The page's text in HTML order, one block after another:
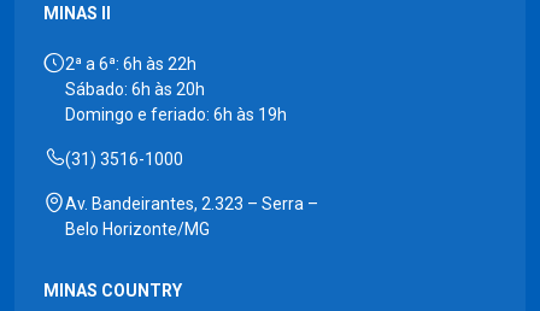
MINAS II
2ª a 6ª: 6h às 22h
Sábado: 6h às 20h
Domingo e feriado: 6h às 19h
(31) 3516-1000
Av. Bandeirantes, 2.323 – Serra –
Belo Horizonte/MG
MINAS COUNTRY